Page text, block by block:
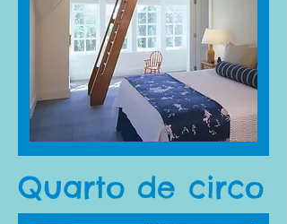
Quarto de circo